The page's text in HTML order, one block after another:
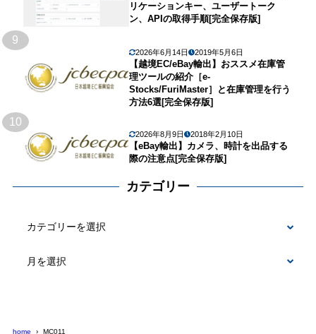
リケーションキー、ユーザートーク
ン、APIの取得手順[完全保存版]
9
2026年6月14日 2019年5月6日
【越境EC/eBay輸出】おススメ在庫管
理ツールの紹介［e-
Stocks/FuriMaster］と在庫管理を行う
方法6選[完全保存版]
10
2026年8月9日 2018年2月10日
【eBay輸出】カメラ、時計を出品する
際の注意点[完全保存版]
カテゴリー
home MC011